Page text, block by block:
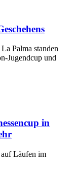
Palma standen
Jugendcup und
in
Läufen im